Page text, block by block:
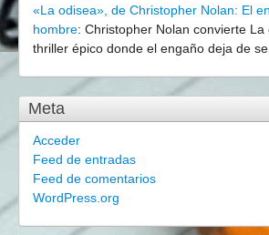
«La odisea», de Christopher Nolan: El
hombre: Christopher Nolan convierte La
thriller épico donde el engaño deja de
Meta
Acceder
Feed de entradas
Feed de comentarios
WordPress.org